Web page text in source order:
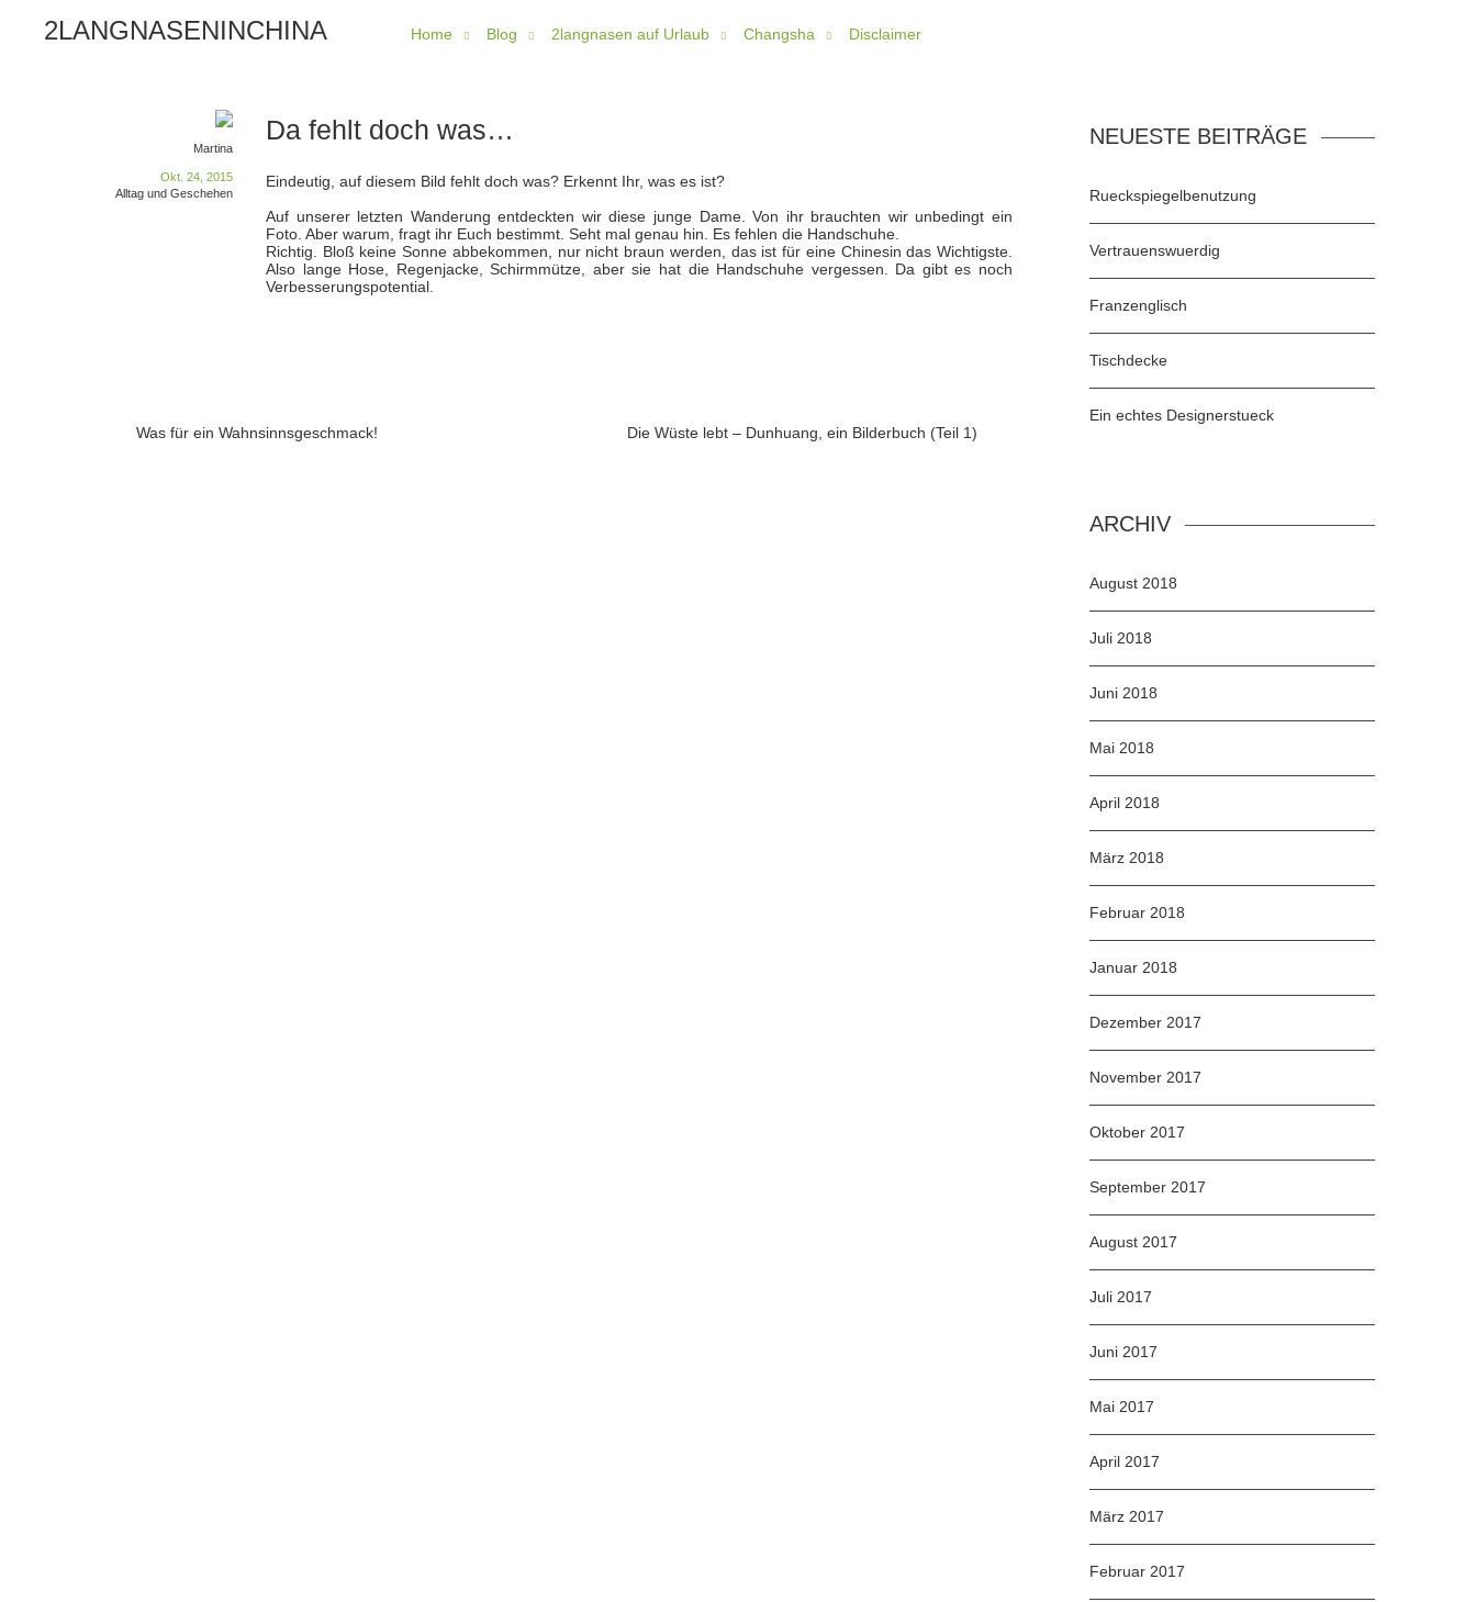
2LANGNASENINCHINA Home Blog 2langnasen auf Urlaub Changsha Disclaimer
Da fehlt doch was…
Martina
Okt. 24, 2015
Alltag und Geschehen
Eindeutig, auf diesem Bild fehlt doch was? Erkennt Ihr, was es ist?
Auf unserer letzten Wanderung entdeckten wir diese junge Dame. Von ihr brauchten wir unbedingt ein
Foto. Aber warum, fragt ihr Euch bestimmt. Seht mal genau hin. Es fehlen die Handschuhe.
Richtig. Bloß keine Sonne abbekommen, nur nicht braun werden, das ist für eine Chinesin das Wichtigste.
Also lange Hose, Regenjacke, Schirmmütze, aber sie hat die Handschuhe vergessen. Da gibt es noch
Verbesserungspotential.
Was für ein Wahnsinnsgeschmack! Die Wüste lebt – Dunhuang, ein Bilderbuch (Teil 1)
NEUESTE BEITRÄGE
Rueckspiegelbenutzung
Vertrauenswuerdig
Franzenglisch
Tischdecke
Ein echtes Designerstueck
ARCHIV
August 2018
Juli 2018
Juni 2018
Mai 2018
April 2018
März 2018
Februar 2018
Januar 2018
Dezember 2017
November 2017
Oktober 2017
September 2017
August 2017
Juli 2017
Juni 2017
Mai 2017
April 2017
März 2017
Februar 2017